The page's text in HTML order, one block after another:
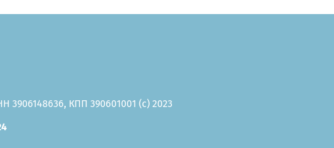
3906148636, КПП 390601001 (c) 2023